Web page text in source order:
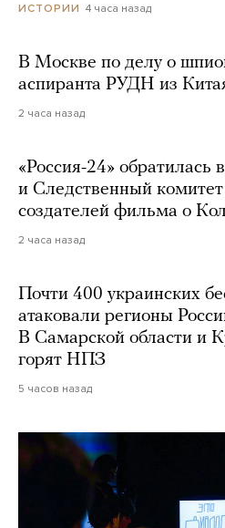
ИСТОРИИ 4 часа назад
В Москве по делу о
аспиранта РУДН из
2 часа назад
«Россия-24» обратилась
и Следственный комитет
создателей фильма о
2 часа назад
Почти 400 украинских
атаковали регионы
В Самарской области и
горят НПЗ
5 часов назад